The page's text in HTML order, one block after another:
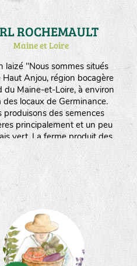
laizé "Nous sommes situés
Haut Anjou, région bocagère
du Maine-et-Loire, à environ
locaux de Germinance.
produisons des semences
principalement et un peu
vert. La ferme produit des
depuis 1996 et s'est
à l'agriculture biologique
mon arrivée en 2012.
l'ensemble de
(20ha) est conduite en
biologique et fait vivre 4
uniquement avec la
de semences (6ha -
30 variétés/espèces
différentes)."
ROCHEMAULT
Maine et Loire